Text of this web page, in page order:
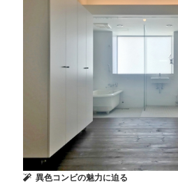
異色コンビの魅力に迫る